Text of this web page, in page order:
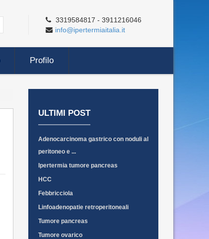
3319584817 - 3911216046
info@ipertermiaitalia.it
Profilo
ULTIMI POST
Adenocarcinoma gastrico con noduli al
peritoneo e ...
Ipertermia tumore pancreas
HCC
Febbricciola
Linfoadenopatie retroperitoneali
Tumore pancreas
Tumore ovarico